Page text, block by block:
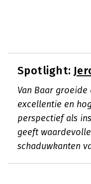
Spotlight:
Van Baar
excellentie en
perspectief als
geeft
schaduwkanten